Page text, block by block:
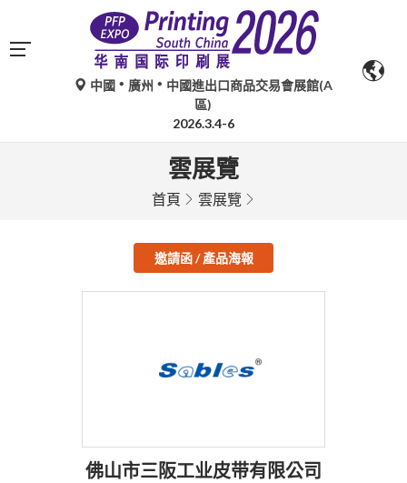
中國 廣州
中國進出口商品交易會展館(A
區)
2026.3.4-6
雲展覽
首頁 雲展覽
邀請函 / 產品海報
佛山市三阪工业皮带有限公司